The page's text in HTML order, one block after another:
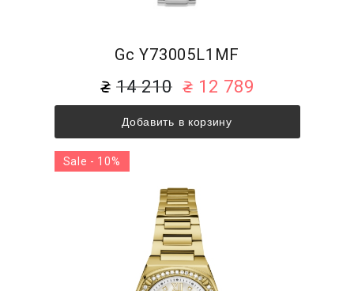
Gc Y73005L1MF
14 210 12 789
Добавить в корзину
Sale - 10%